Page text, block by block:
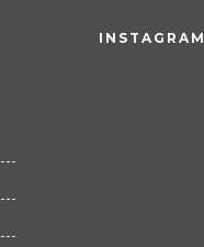
INSTAGRAM